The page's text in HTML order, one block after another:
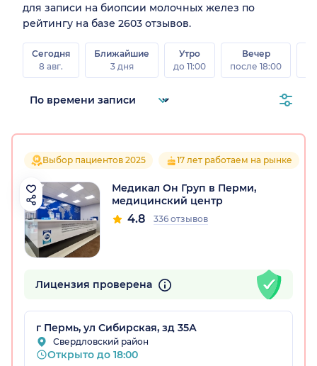
для записи на биопсии молочных желез по
рейтингу на базе 2603 отзывов.
Сегодня
8 авг.
Ближайшие
3 дня
Утро
до 11:00
Вечер
после 18:00
Выбор пациентов 2025 17 лет работаем на рынке
Медикал Он Груп в Перми,
медицинский центр
4.8 336 отзывов
Лицензия проверена
г Пермь, ул Сибирская, зд 35А
Свердловский район
Открыто до 18:00